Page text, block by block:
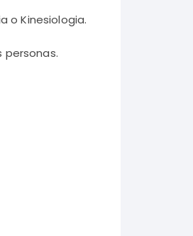
o Kinesiologia.
personas.